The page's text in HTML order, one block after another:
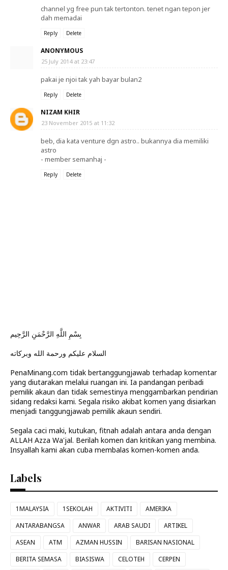
channel yg free pun tak tertonton. tenet ngan tepon jer
dah memadai
Reply Delete
ANONYMOUS
25 July 2014 at 23:47
pakai je njoi tak yah bayar bulan2
Reply Delete
NIZAM KHIR
23 November 2015 at 11:32
beb, dia kata venture dgn astro.. bukannya dia memiliki
astro
- member semanhaj -
Reply Delete
بِسْمِ اللَّهِ الرَّحْمَنِ الرَّحِيم
السلام عليكم ورحمة الله وبركاته
PenaMinang.com tidak bertanggungjawab terhadap komentar
yang diutarakan melalui ruangan ini. Ia pandangan peribadi
pemilik akaun dan tidak semestinya menggambarkan pendirian
sidang redaksi kami. Segala risiko akibat komen yang disiarkan
menjadi tanggungjawab pemilik akaun sendiri.
Segala caci maki, kutukan, fitnah adalah antara anda dengan
ALLAH Azza Wa'jal. Berilah komen dan kritikan yang membina.
Insyallah kami akan cuba membalas komen-komen anda.
Labels
1MALAYSIA 1SEKOLAH AKTIVITI
AMERIKA
ANTARABANGSA
ANWAR ARAB SAUDI
ARTIKEL
ASEAN
ATM AZMAN HUSSIN
BARISAN NASIONAL
BERITA SEMASA
BIASISWA CELOTEH
CERPEN